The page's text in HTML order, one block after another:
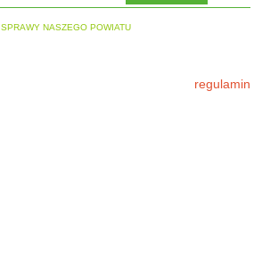
SPRAWY NASZEGO POWIATU
regulamin